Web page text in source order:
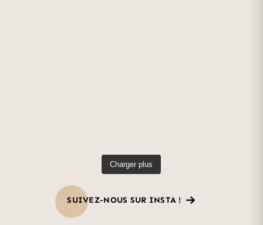
Charger plus
SUIVEZ-NOUS SUR INSTA !